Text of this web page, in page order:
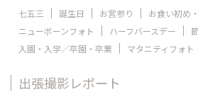
七五三 誕生日 お宮参り
お食い初め
ニューボーンフォト
ハーフバースデー
入園・入学／卒園・卒業
マタニティフォト
出張撮影レポート